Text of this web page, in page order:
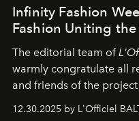
Infinity Fashion
Fashion Uniting
The editorial team of
warmly congratulate all
and friends of the
May 2026 bring growth,
achievements.
12.30.2025 by L'Officiel